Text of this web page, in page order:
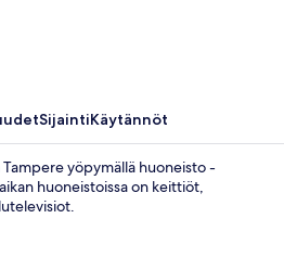
SijaintiKäytännöt
yöpymällä huoneisto -
huoneistoissa on keittiöt,